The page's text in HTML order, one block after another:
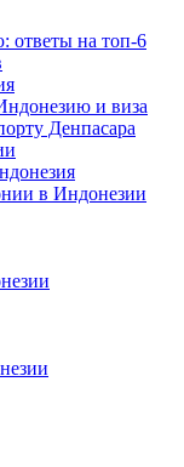
ответы на топ-6
и виза
Денпасара
в Индонезии